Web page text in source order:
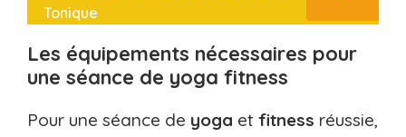
Tonique
Les équipements nécessaires pour
une séance de yoga fitness
Pour une séance de yoga et fitness réussie,